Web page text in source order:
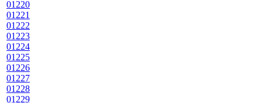
01220
01221
01222
01223
01224
01225
01226
01227
01228
01229